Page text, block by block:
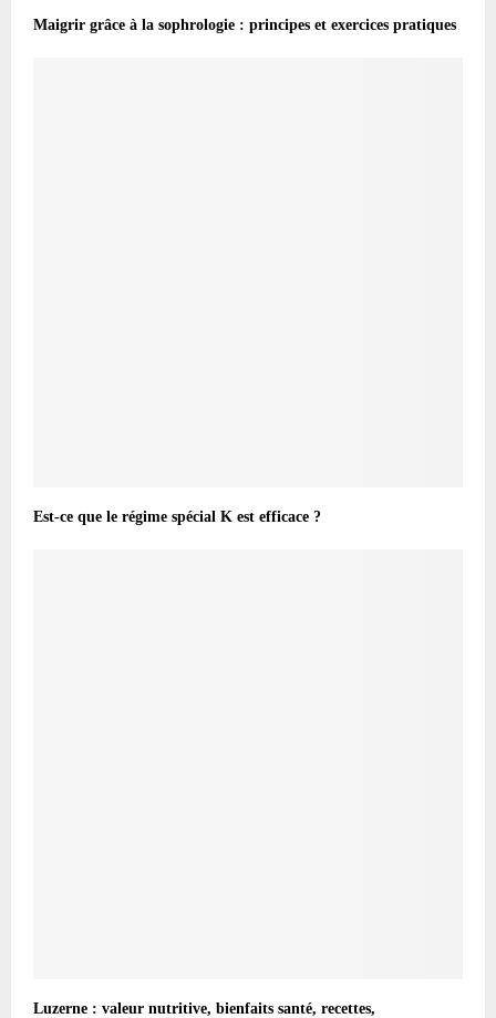
Maigrir grâce à la sophrologie : principes et exercices pratiques
Est-ce que le régime spécial K est efficace ?
Luzerne : valeur nutritive, bienfaits santé, recettes,